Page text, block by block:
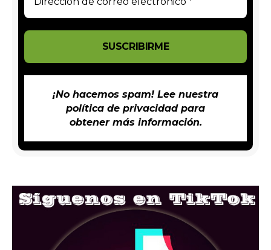
¡No hacemos spam! Lee nuestra
política de privacidadpara
obtener más información.